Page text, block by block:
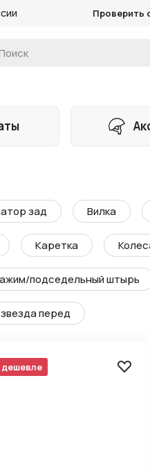
Проверить
зад Вилка
Каретка
подседельный штырь
перед